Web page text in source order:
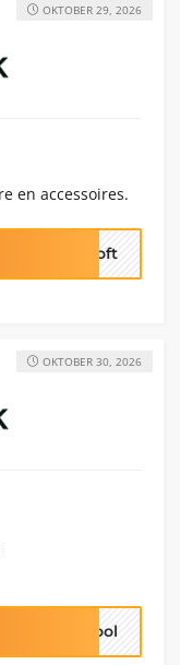
en accessoires.
OKTOBER 29, 2026
soft
OKTOBER 30, 2026
hool